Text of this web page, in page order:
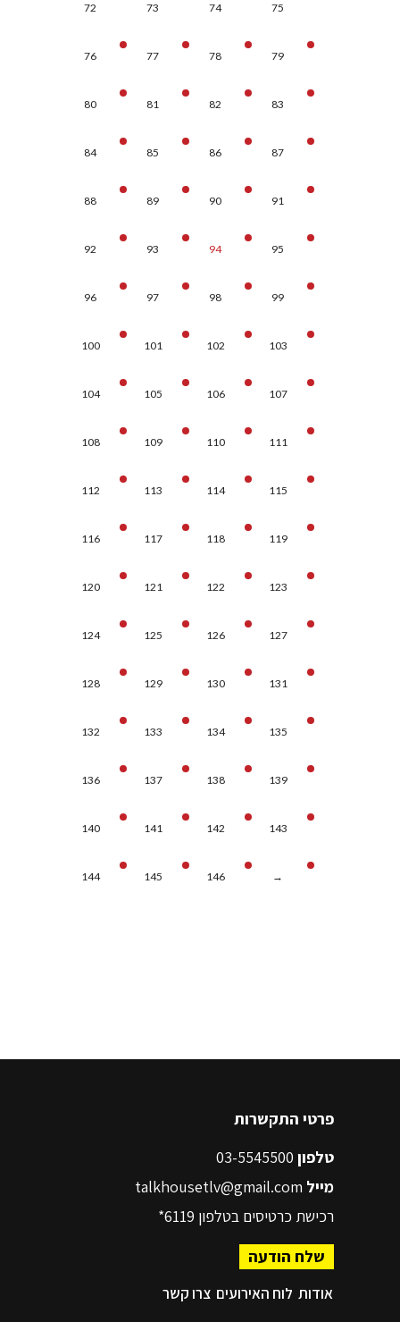
72 73 74 75
76 77 78 79
80 81 82 83
84 85 86 87
88 89 90 91
92 93 94 95
96 97 98 99
100 101 102 103
104 105 106 107
108 109 110 111
112 113 114 115
116 117 118 119
120 121 122 123
124 125 126 127
128 129 130 131
132 133 134 135
136 137 138 139
140 141 142 143
144 145 146 →
פרטי התקשרות
טלפון
מייל talkhousetlv@gmail.com
רכישת כרטיסים בטלפון 6119*
שלח הודעה
אודות לוח האירועים צרו קשר